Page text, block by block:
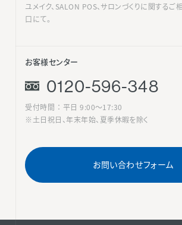
ユメイク、SALON POS、サロンづくりに関するご
口にて。
お客様センター
0120-596-348
受付時間 ： 平日 9:00〜17:30
※土日祝日、年末年始、夏季休暇を除く
お問い合わせフォーム